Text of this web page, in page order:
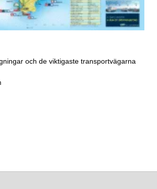
och de viktigaste transportvägarna